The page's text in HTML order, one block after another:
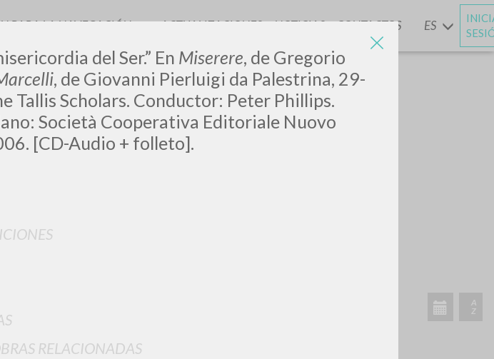
del Ser.” En Miserere, de Gregorio
, de Giovanni Pierluigi da Palestrina, 29-
Tallis Scholars. Conductor: Peter Phillips.
Società Cooperativa Editoriale Nuovo
[CD-Audio + folleto].
RELACIONADAS
PARA LA NAVEGACIÓN ACTUALIZACIONESYNOTICIAS CONTACTOS ES